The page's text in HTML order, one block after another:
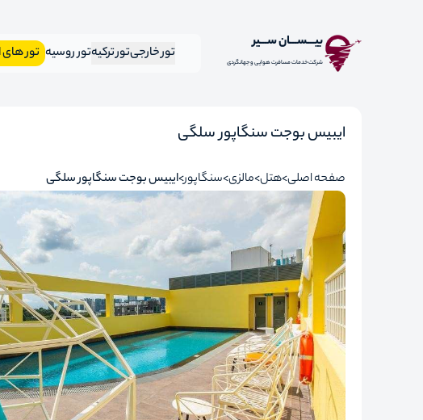
بیـــســـان ســـیر
شرکت خدمات مسافرت هوایی و جهانگردی تور خارجی تور ترکیهتور روسیه تور
ایبیس بوجت سنگاپور سلگی
صفحه اصلی هتل مالزی سنگاپور ایبیس بوجت سنگاپور سلگی